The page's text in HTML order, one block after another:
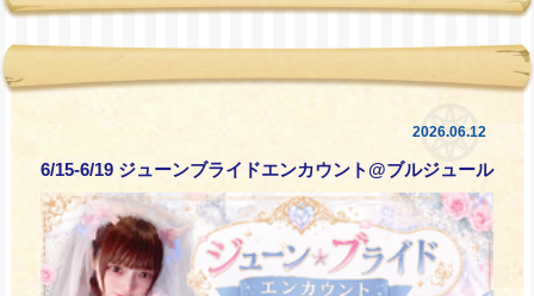
2026.06.12
6/15-6/19 ジューンブライドエンカウント@ブルジュール